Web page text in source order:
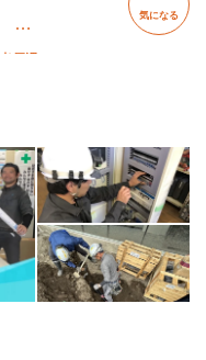
気になる